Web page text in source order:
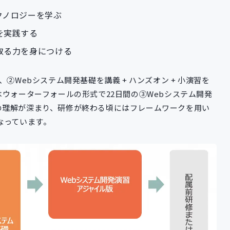
ロジーを学ぶ
践する
力を身につける
システム開発基礎を講義 + ハンズオン + 小演習を
ォーターフォールの形式で22日間の③Webシステム開発
解が深まり、研修が終わる頃にはフレームワークを用い
ています。